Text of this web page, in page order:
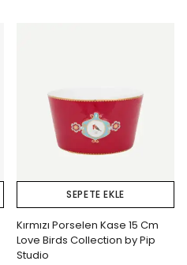
SEPETE EKLE
Kırmızı Porselen Kase 15 Cm
Love Birds Collection by Pip
Studio